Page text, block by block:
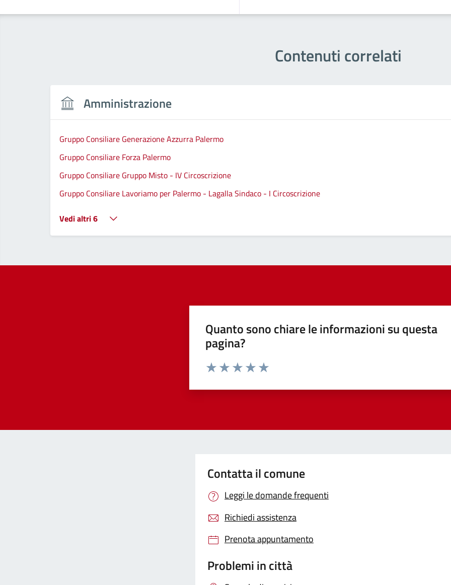
Contenuti correlati
Amministrazione
Gruppo Consiliare Generazione Azzurra Palermo
Gruppo Consiliare Forza Palermo
Gruppo Consiliare Gruppo Misto - IV Circoscrizione
Gruppo Consiliare Lavoriamo per Palermo - Lagalla Sindaco - I Circoscrizione
Vedi altri 6
Quanto sono chiare le informazioni su questa
pagina?
Contatta il comune
Leggi le domande frequenti
Richiedi assistenza
Prenota appuntamento
Problemi in città